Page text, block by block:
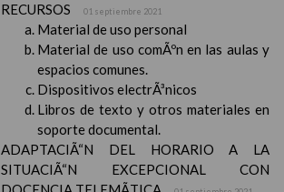
RECURSOS
01 septiembre 2021
Material de uso personal
Material de uso comÃºn en las aulas y
espacios comunes.
Dispositivos electrÃ³nicos
Libros de texto y otros materiales en
soporte documental.
ADAPTACIÃ“N DEL HORARIO A LA
SITUACIÃ“N EXCEPCIONAL CON